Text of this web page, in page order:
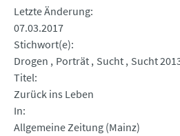
Letzte Änderung
07.03.2017
Stichwort(e)
Drogen
Porträt Sucht Sucht
Titel
Zurück ins Leben
In
Allgemeine Zeitung (Mainz)